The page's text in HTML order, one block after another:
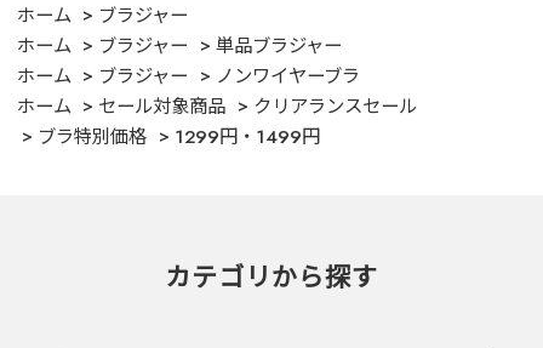
ホーム
ブラジャー
ホーム
ブラジャー
単品ブラジャー
ホーム
ブラジャー
ノンワイヤーブラ
ホーム
セール対象商品
クリアランスセール
ブラ特別価格
1299円・1499円
カテゴリから探す